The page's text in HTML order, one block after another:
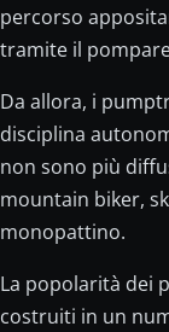
percorso
tramite il
Da allora, i
disciplina
non sono più
mountain biker,
monopattino.
La popolarità dei
costruiti in un